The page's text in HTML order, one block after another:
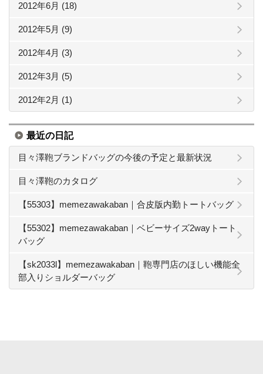
2012年6月 (18)
2012年5月 (9)
2012年4月 (3)
2012年3月 (5)
2012年2月 (1)
最近の日記
目々澤鞄ブランドバッグの今後の予定と最新状況
目々澤鞄のカタログ
【55303】memezawakaban｜合皮版内勤トートバッグ
【55302】memezawakaban｜ベビーサイズ2wayトート
バッグ
【sk2033l】memezawakaban｜鞄専門店のほしい機能全
部入りショルダーバッグ